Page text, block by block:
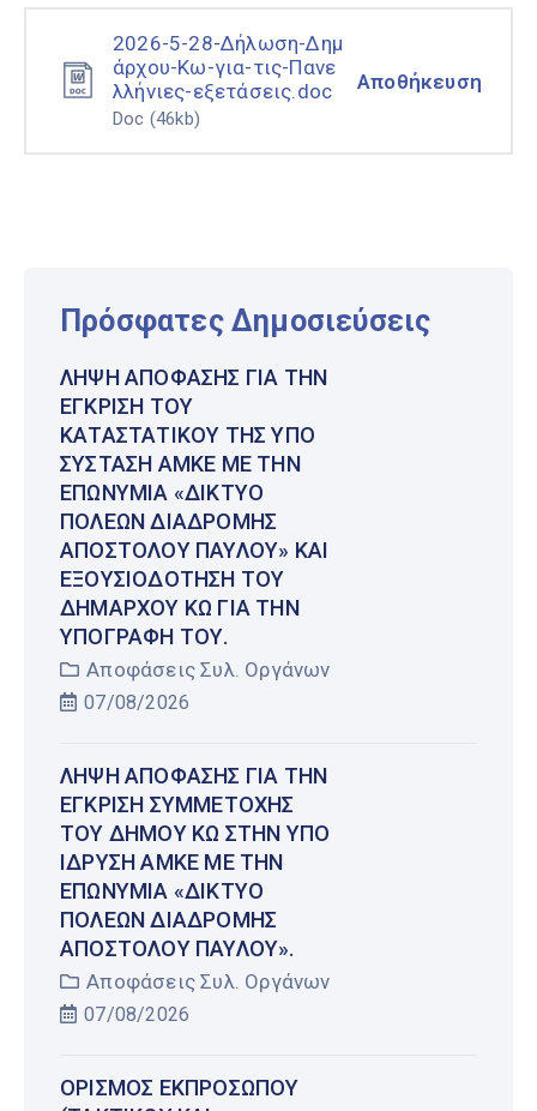
2026-5-28-Δήλωση-Δημ
άρχου-Κω-για-τις-Πανε
λλήνιες-εξετάσεις.doc
Doc (46kb)
Αποθήκευση
Πρόσφατες Δημοσιεύσεις
ΛΉΨΗ ΑΠΌΦΑΣΗΣ ΓΙΑ ΤΗΝ
ΈΓΚΡΙΣΗ ΤΟΥ
ΚΑΤΑΣΤΑΤΙΚΟΎ ΤΗΣ ΥΠΌ
ΣΎΣΤΑΣΗ ΑΜΚΕ ΜΕ ΤΗΝ
ΕΠΩΝΥΜΊΑ «ΔΊΚΤΥΟ
ΠΌΛΕΩΝ ΔΙΑΔΡΟΜΉΣ
ΑΠΟΣΤΌΛΟΥ ΠΑΎΛΟΥ» ΚΑΙ
ΕΞΟΥΣΙΟΔΌΤΗΣΗ ΤΟΥ
ΔΗΜΆΡΧΟΥ ΚΩ ΓΙΑ ΤΗΝ
ΥΠΟΓΡΑΦΉ ΤΟΥ.
Αποφάσεις Συλ. Οργάνων
07/08/2026
ΛΉΨΗ ΑΠΌΦΑΣΗΣ ΓΙΑ ΤΗΝ
ΈΓΚΡΙΣΗ ΣΥΜΜΕΤΟΧΉΣ
ΤΟΥ ΔΉΜΟΥ ΚΩ ΣΤΗΝ ΥΠΌ
ΊΔΡΥΣΗ ΑΜΚΕ ΜΕ ΤΗΝ
ΕΠΩΝΥΜΊΑ «ΔΊΚΤΥΟ
ΠΌΛΕΩΝ ΔΙΑΔΡΟΜΉΣ
ΑΠΟΣΤΌΛΟΥ ΠΑΎΛΟΥ».
Αποφάσεις Συλ. Οργάνων
07/08/2026
ΟΡΙΣΜΌΣ ΕΚΠΡΟΣΏΠΟΥ